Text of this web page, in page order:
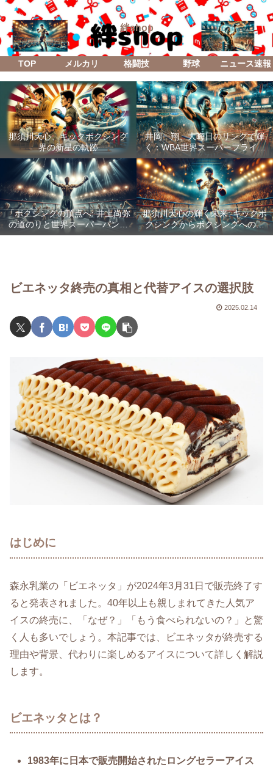
絆shop
TOP メルカリ 格闘技 野球 ニュース速報
那須川天心、キックボクシング
界の新星の軌跡
井岡一翔、大晦日のリングで輝
く：WBA世界スーパーフライ級
防衛戦「Lifetime Boxing Fights
18」
「ボクシングの頂点へ: 井上尚弥
の道のりと世界スーパーバンタ
ム級統一戦の全貌」
那須川天心の輝く未来: キックボ
クシングからボクシングへの成
功した転身
ビエネッタ終売の真相と代替アイスの選択肢
2025.02.14
はじめに
森永乳業の「ビエネッタ」が2024年3月31日で販売終了す
ると発表されました。40年以上も親しまれてきた人気ア
イスの終売に、「なぜ？」「もう食べられないの？」と驚
く人も多いでしょう。本記事では、ビエネッタが終売する
理由や背景、代わりに楽しめるアイスについて詳しく解説
します。
ビエネッタとは？
1983年に日本で販売開始されたロングセラーアイス